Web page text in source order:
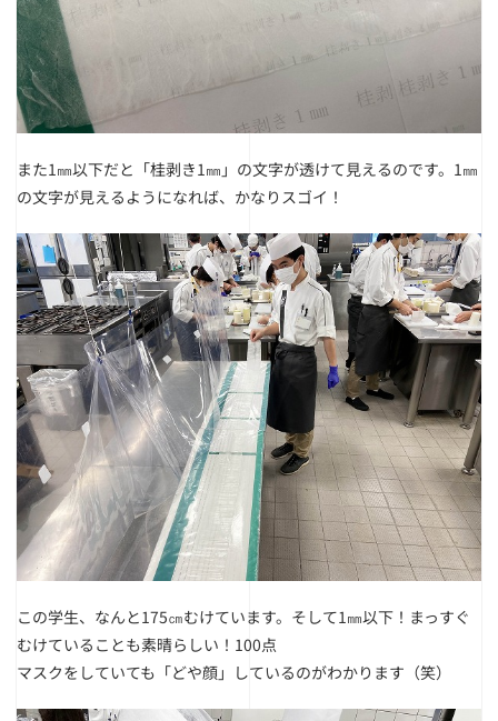
また1㎜以下だと「桂剥き1㎜」の文字が透けて見えるのです。 1㎜
の文字が見えるようになれば、かなりスゴイ！
この学生、なんと175㎝むけています。 そして1㎜以下！まっすぐ
むけていることも素晴らしい！100点
マスクをしていても「どや顔」しているのがわかります（笑）